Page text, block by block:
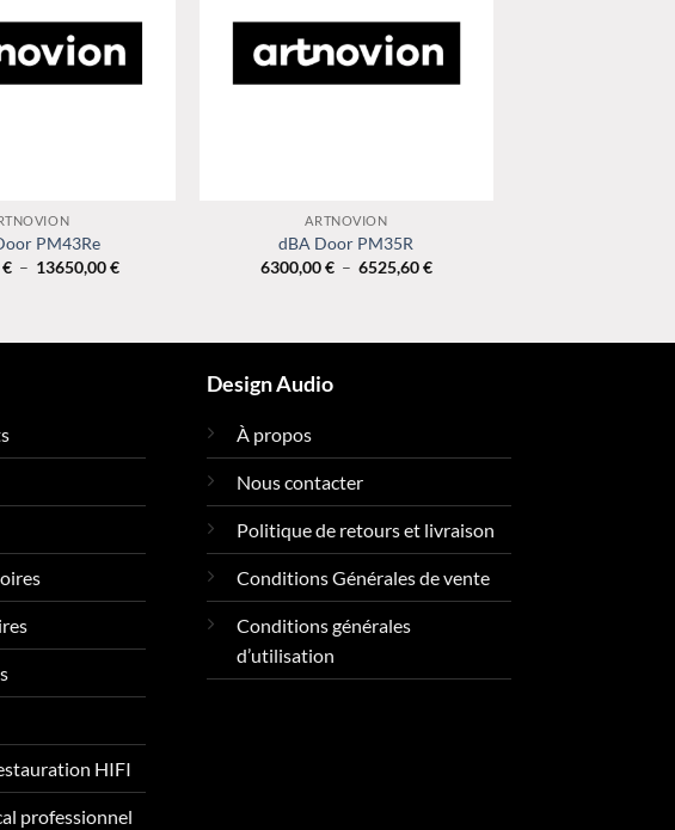
PM43Re
€ – 13650,00€Plage
13650,00 €
ARTNOVION
dBA Door PM35R
6300,00€ – 6525,60€Plage
6525,60 €
HIFI
professionnel
Design Audio
À propos
Nous contacter
Politique de retours et livraison
Conditions Générales de vente
Conditions générales
d’utilisation